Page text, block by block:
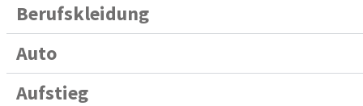
Berufskleidung
Auto
Aufstieg